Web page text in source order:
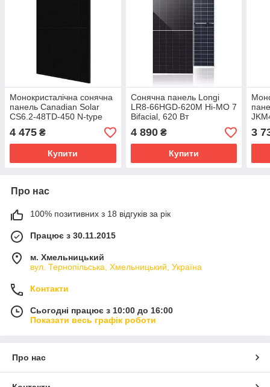
Монокристалічна сонячна
панель Canadian Solar
CS6.2-48TD-450 N-type
TOPCon 450Вт, full black
4 475 ₴
Купити
Сонячна панель Longi
LR8-66HGD-620M Hi-MO 7
Bifacial, 620 Вт
4 890₴
Купити
type
3
Про нас
100% позитивних з 18 відгуків за рік
Працює з 30.11.2015
м. Хмельницький
вул. Тернопільська, Хмельницький, Україна
Контакти
Сьогодні працює з 10:00 до 16:00
Показати весь графік роботи
Про нас